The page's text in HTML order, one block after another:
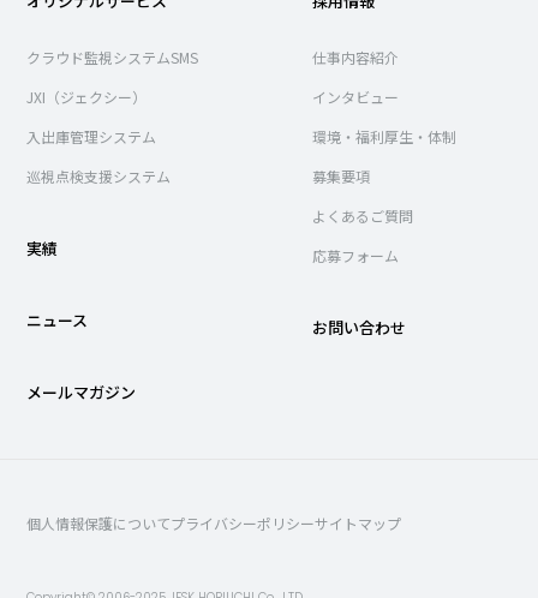
クラウド監視システムSMS
JXI（ジェクシー）
入出庫管理システム
巡視点検支援システム
実績
ニュース
メールマガジン
仕事内容紹介
インタビュー
環境・福利厚生・体制
募集要項
よくあるご質問
応募フォーム
お問い合わせ
個人情報保護についてプライバシーポリシーサイトマップ